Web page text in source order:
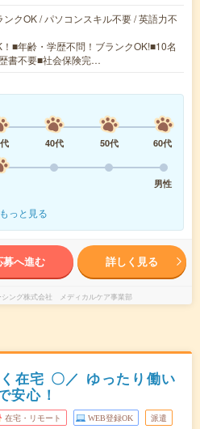
クOK / パソコンスキル不要 / 英語力不
■年齢・学歴不問！ブランクOK!■10名
書不要■社会保険完…
40代 50代
60代
男性
もっと見る
募へ進む 詳しく見る
シング株式会社 メディカルケア事業部
在宅 〇／ ゆったり働い
安心！
在宅・リモート WEB登録OK 派遣